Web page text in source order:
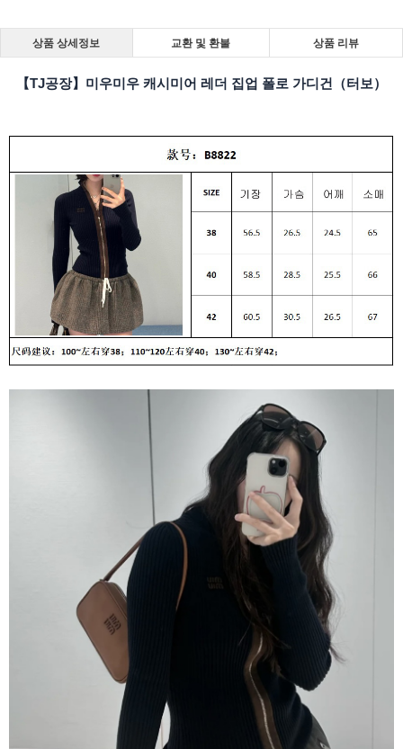
상품 상세정보 교환 및 환불 상품 리뷰
【TJ공장】미우미우 캐시미어 레더 집업 폴로 가디건（터보）